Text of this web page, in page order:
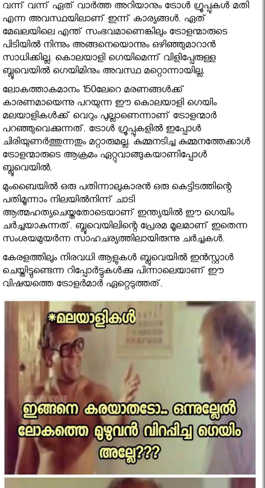
വന്ന് വന്ന് ഏത് വാര്‍ത്ത അറിയാനും ട്രോള്‍ ഗ്രൂപ്പുകള്‍ മതി
എന്ന അവസ്ഥയിലാണ് ഇന്ന് കാര്യങ്ങള്‍. ഏത്
മേഖലയിലെ എന്ത് സംഭവമാണെങ്കിലും ട്രോളന്മാരുടെ
പിടിയില്‍ നിന്നും അങ്ങനെയൊന്നും ഒഴിഞ്ഞുമാറാന്‍
സാധിക്കില്ല. കൊലയാളി ഗെയിമെന്ന് വിളിപ്പേരുള്ള
ബ്ലൂവെയില്‍ ഗെയിമിനും അവസ്ഥ മറ്റൊന്നായില്ല.
ലോകത്താകമാനം 150ലേറെ മരണങ്ങള്‍ക്ക്
കാരണമായെന്നു പറയുന്ന ഈ കൊലയാളി ഗെയിം
മലയാളികള്‍ക്ക് വെറും പുല്ലാണെന്നാണ് ട്രോളന്മാര്‍
പറഞ്ഞുവെക്കുന്നത്. ട്രോള്‍ ഗ്രൂപ്പുകളില്‍ ഇപ്പോള്‍
ചിരിയുണര്‍ത്തുന്നതും മറ്റാരുമല്ല. കുമ്മനടിച്ച കുമ്മനത്തേക്കാള്‍
ട്രോളന്മാരുടെ ആക്രമം ഏറ്റുവാങ്ങുകയാണിപ്പോള്‍
ബ്ലൂവെയില്‍.
മുംബൈയില്‍ ഒരു പതിന്നാലുകാരന്‍ ഒരു കെട്ടിടത്തിന്റെ
പതിമൂന്നാം നിലയില്‍നിന്ന് ചാടി
ആത്മഹത്യചെയ്തതോടെയാണ് ഇന്ത്യയില്‍ ഈ ഗെയിം
ചര്‍ച്ചയാകുന്നത്. ബ്ലൂവെയിലിന്റെ പ്രേരമ മൂലമാണ് ഇതെന്ന
സംശയമുയര്‍ന്ന സാഹചര്യത്തിലായിരുന്നു ചര്‍ച്ചകള്‍.
കേരളത്തിലും നിരവധി ആളുകള്‍ ബ്ലുവെയില്‍ ഇന്‍സ്റ്റാള്‍
ചെയ്തിട്ടുണ്ടെന്ന റിപ്പോര്‍ട്ടുകള്‍ക്കു പിന്നാലെയാണ് ഈ
വിഷയത്തെ ട്രോളര്‍മാര്‍ ഏറ്റെടുത്തത്.